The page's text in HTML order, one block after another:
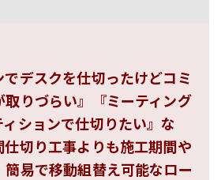
でデスクを仕切ったけどコミ
取りづらい』『ミーティング
ションで仕切りたい』な
仕切り工事よりも施工期間や
易で移動組替え可能なロー